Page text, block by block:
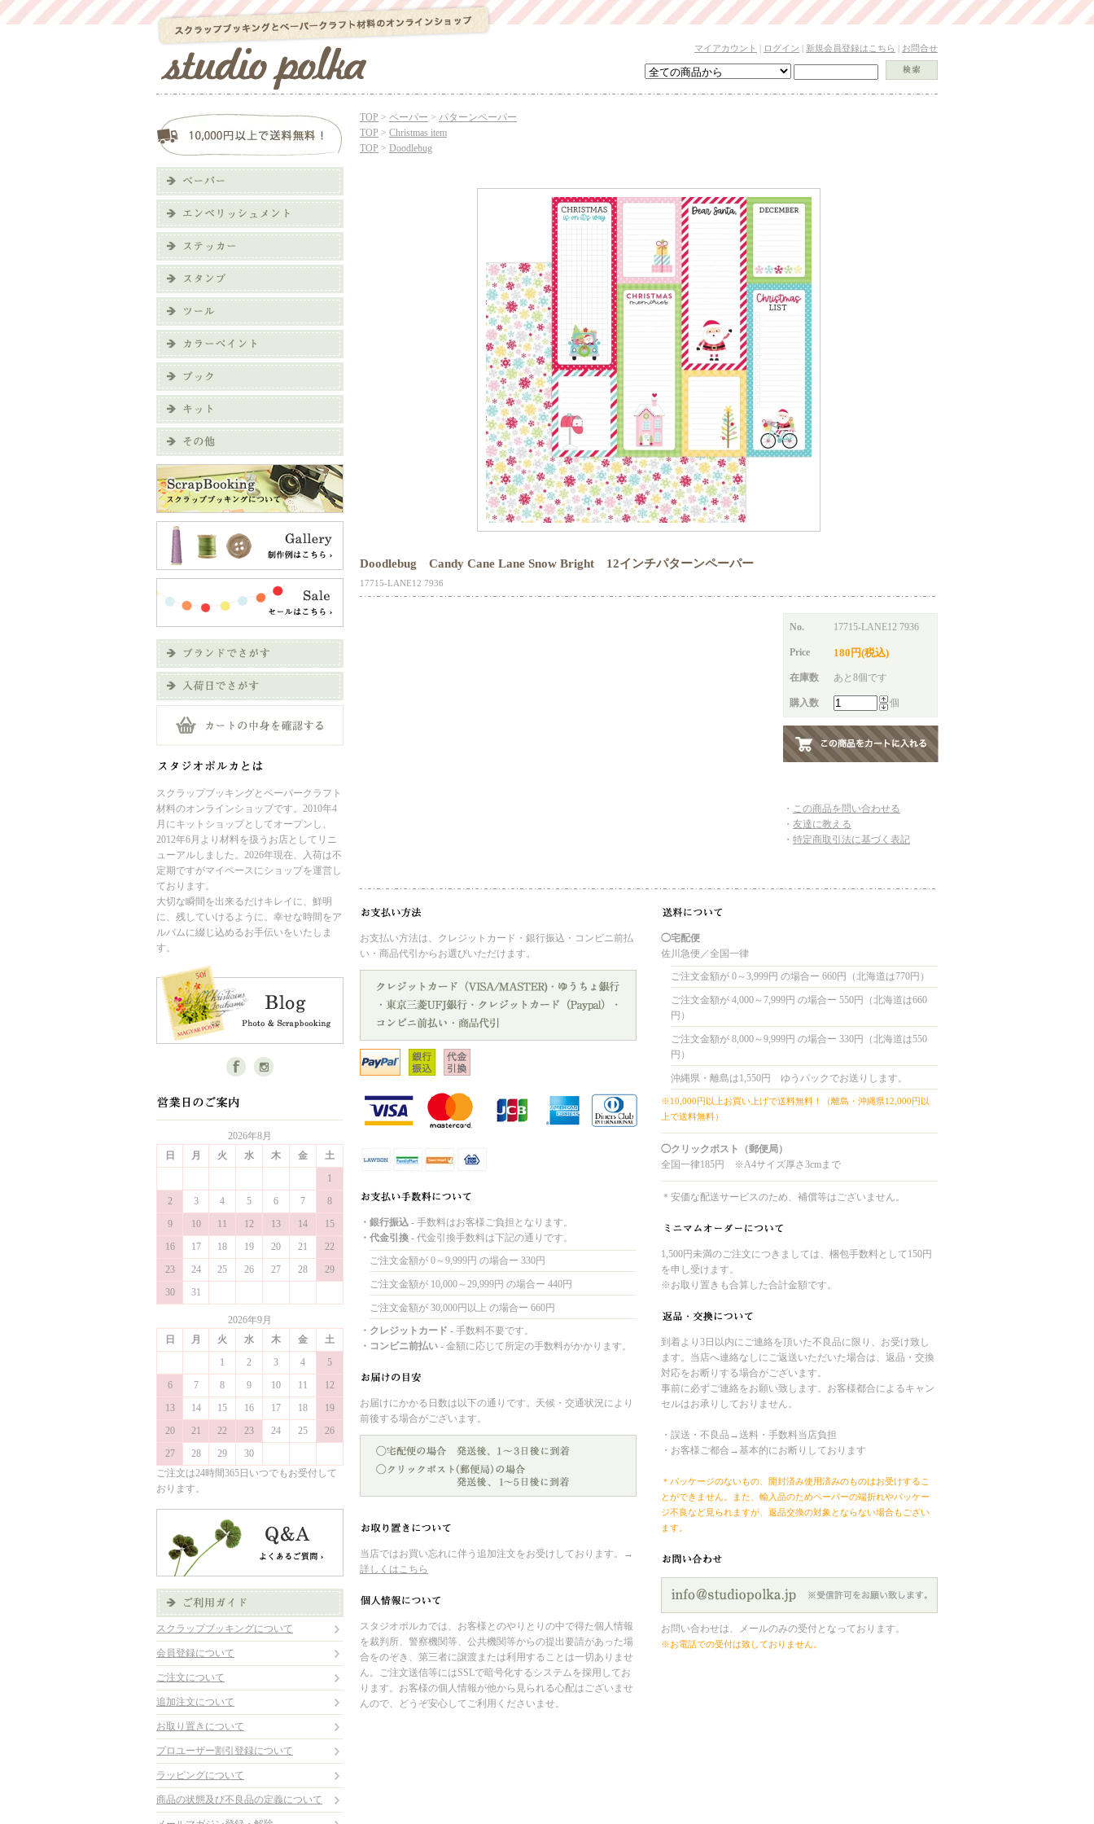
マイアカウント | ログイン | 新規会員登録はこちら | お問合せ
スクラップブッキングとペーパークラフト
材料のオンラインショップです。2010年4
月にキットショップとしてオープンし、
2012年6月より材料を扱うお店としてリニ
ューアルしました。2026年現在、入荷は不
定期ですがマイペースにショップを運営し
ております。
大切な瞬間を出来るだけキレイに、鮮明
に、残していけるように。幸せな時間をア
ルバムに綴じ込めるお手伝いをいたしま
す。
2026年8月
日
月 火 水 木 金
土
1
2
3 4 5 6 7
8
9
10 11 12 13 14
15
16
17 18 19 20 21
22
23
24 25 26 27 28
29
30
31
2026年9月
日
月 火 水 木 金
土
1
2 3 4
5
6
7 8 9 10 11
12
13
14 15 16 17 18
19
20
21 22 23 24 25
26
27
28 29
30
ご注文は24時間365日いつでもお受付して
おります。
スクラップブッキングについて
会員登録について
ご注文について
追加注文について
お取り置きについて
プロユーザー割引登録について
ラッピングについて
商品の状態及び不良品の定義について
TOP > ペーパー > パターンペーパー
TOP > Christmas item
TOP > Doodlebug
Doodlebug Candy Cane Lane Snow Bright 12インチパターンペーパー
17715-LANE12 7936
No. 17715-LANE12 7936
Price 180円(税込)
在庫数 あと8個です
購入数 個
・ この商品を問い合わせる
・ 友達に教える
・ 特定商取引法に基づく表記
お支払い方法は、クレジットカード・銀行振込・コンビニ前払
い・商品代引からお選びいただけます。
・銀行振込 - 手数料はお客様ご負担となります。
・代金引換 - 代金引換手数料は下記の通りです。
ご注文金額が 0～9,999円 の場合ー 330円
ご注文金額が 10,000～29,999円 の場合ー 440円
ご注文金額が 30,000円以上 の場合ー 660円
・クレジットカード - 手数料不要です。
・コンビニ前払い - 金額に応じて所定の手数料がかかります。
お届けにかかる日数は以下の通りです。天候・交通状況により
前後する場合がございます。
当店ではお買い忘れに伴う追加注文をお受けしております。→
詳しくはこちら
スタジオポルカでは、お客様とのやりとりの中で得た個人情報
を裁判所、警察機関等、公共機関等からの提出要請があった場
合をのぞき、第三者に譲渡または利用することは一切ありませ
ん。ご注文送信等にはSSLで暗号化するシステムを採用してお
ります。お客様の個人情報が他から見られる心配はございませ
んので、どうぞ安心してご利用くださいませ。
◯宅配便
佐川急便／全国一律
ご注文金額が 0～3,999円 の場合ー 660円（北海道は770円）
ご注文金額が 4,000～7,999円 の場合ー 550円（北海道は660
円）
ご注文金額が 8,000～9,999円 の場合ー 330円（北海道は550
円）
沖縄県・離島は1,550円 ゆうパックでお送りします。
※10,000円以上お買い上げで送料無料！（離島・沖縄県12,000円以
上で送料無料）
◯クリックポスト（郵便局）
全国一律185円 ※A4サイズ厚さ3cmまで
＊安価な配送サービスのため、補償等はございません。
1,500円未満のご注文につきましては、梱包手数料として150円
を申し受けます。
※お取り置きも合算した合計金額です。
到着より3日以内にご連絡を頂いた不良品に限り、お受け致し
ます。当店へ連絡なしにご返送いただいた場合は、返品・交換
対応をお断りする場合がございます。
事前に必ずご連絡をお願い致します。お客様都合によるキャン
セルはお承りしておりません。
・誤送・不良品→送料・手数料当店負担
・お客様ご都合→基本的にお断りしております
＊パッケージのないもの、開封済み使用済みのものはお受けするこ
とができません。また、輸入品のためペーパーの端折れやパッケー
ジ不良など見られますが、返品交換の対象とならない場合もござい
ます。
お問い合わせは、メールのみの受付となっております。
※お電話での受付は致しておりません。